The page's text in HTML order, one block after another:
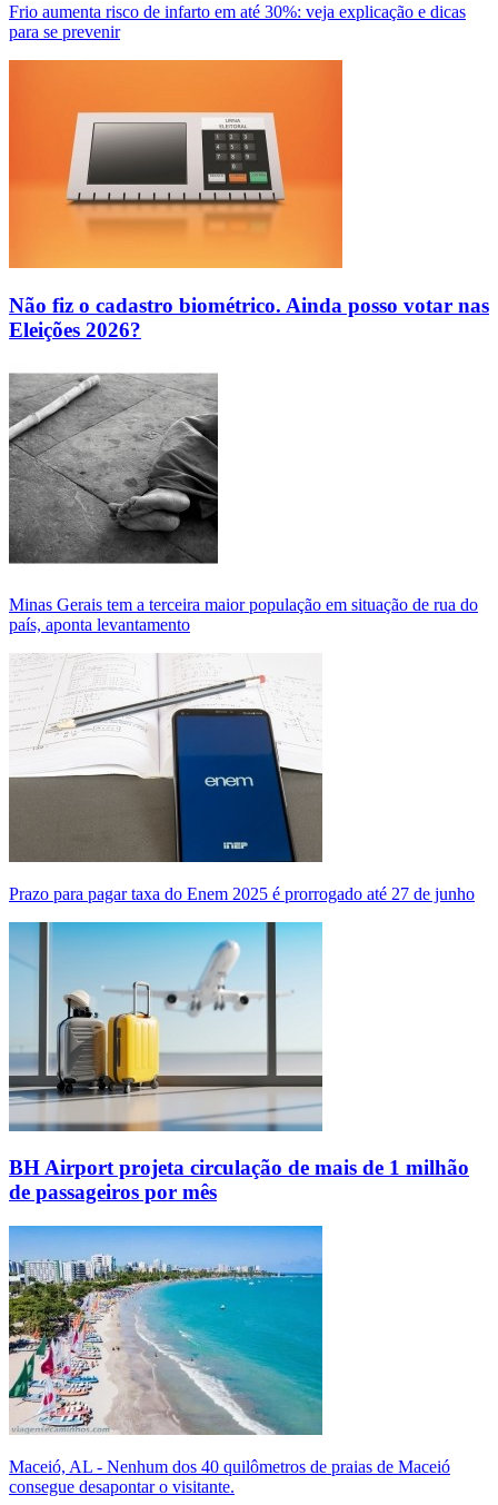
Frio aumenta risco de infarto em até 30%: veja explicação e dicas
para se prevenir
Não fiz o cadastro biométrico. Ainda posso votar nas
Eleições 2026?
Minas Gerais tem a terceira maior população em situação de rua do
país, aponta levantamento
Prazo para pagar taxa do Enem 2025 é prorrogado até 27 de junho
BH Airport projeta circulação de mais de 1 milhão
de passageiros por mês
Maceió, AL - Nenhum dos 40 quilômetros de praias de Maceió
consegue desapontar o visitante.